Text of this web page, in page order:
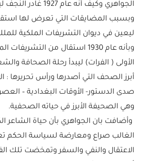
الجواهري وكيف أنه عام
وبسبب المضايقات التي تعرض لها
ليعين في ديوان التشريفات الملكية
وبأنه عام 1930 استقال من
الأولى ( الفرات) ليبدأ رحلة الصحافة
أبرز الصحف التي أصدرها ورأس تحريرها :
صدى الدستور- الأوقات البغدادية –
وهي الصحيفة الأبرز في حياته الصحفية.
وأضافت بان الجواهري بأن حياة الشاعر
الغالب صراع ومعارضة لسياسة الحكم
الاعتقال والنفي والسفر وتمخضت تلك